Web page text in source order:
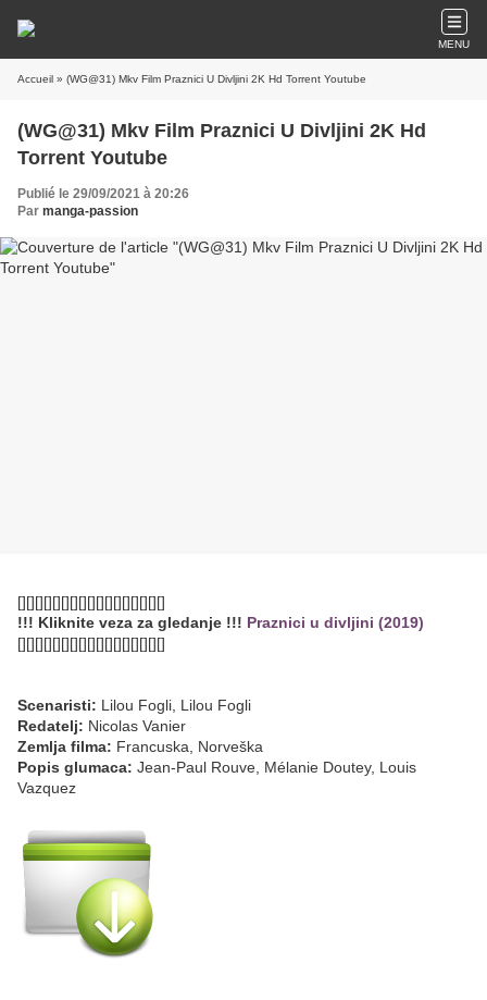
MENU
Accueil » (WG@31) Mkv Film Praznici U Divljini 2K Hd Torrent Youtube
(WG@31) Mkv Film Praznici U Divljini 2K Hd
Torrent Youtube
Publié le 29/09/2021 à 20:26
Par manga-passion
[][][][][][][][][][][][][][][][][]
!!! Kliknite veza za gledanje !!! Praznici u divljini (2019)
[][][][][][][][][][][][][][][][][]
Scenaristi: Lilou Fogli, Lilou Fogli
Redatelj: Nicolas Vanier
Zemlja filma: Francuska, Norveška
Popis glumaca: Jean-Paul Rouve, Mélanie Doutey, Louis
Vazquez